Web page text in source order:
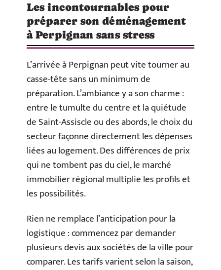
Les incontournables pour
préparer son déménagement
à Perpignan sans stress
L’arrivée à Perpignan peut vite tourner au
casse-tête sans un minimum de
préparation. L’ambiance y a son charme :
entre le tumulte du centre et la quiétude
de Saint-Assiscle ou des abords, le choix du
secteur façonne directement les dépenses
liées au logement. Des différences de prix
qui ne tombent pas du ciel, le marché
immobilier régional multiplie les profils et
les possibilités.
Rien ne remplace l’anticipation pour la
logistique : commencez par demander
plusieurs devis aux sociétés de la ville pour
comparer. Les tarifs varient selon la saison,